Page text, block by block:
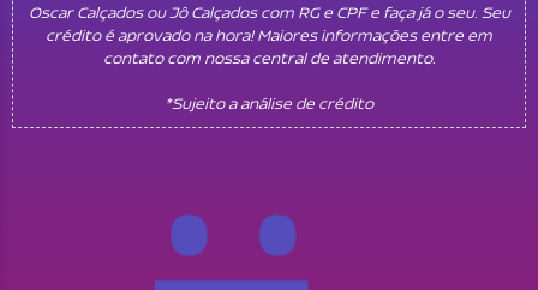
Oscar Calçados ou Jô Calçados com RG e CPF e faça já o seu. Seu
crédito é aprovado na hora! Maiores informações entre em
contato com nossa central de atendimento.
*Sujeito a análise de crédito